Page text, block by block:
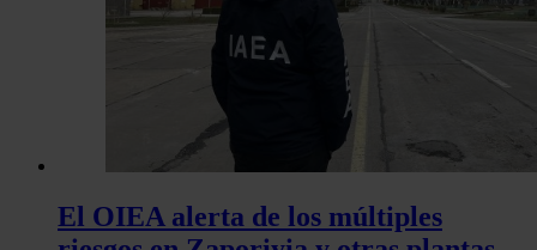
El OIEA alerta de los múltiples